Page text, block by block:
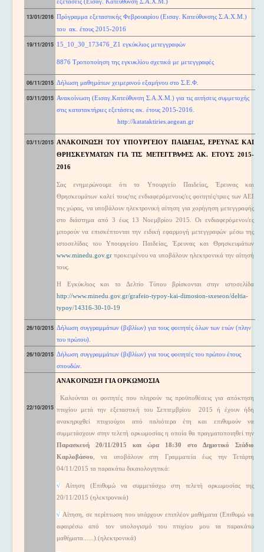
εξετάσεις (Εισαγ. Κατεύθυνση Σ.Α.Χ.Μ.)
13/01/2016 Πρόγραμμα εξεταστικής Φεβρουαρίου (Εισαγ. Κατεύθυνσης Σ.Α.Χ.Μ.)
του ακ. έτους 2015-2016
19/11/2015 15_10_30_173476_Z1 εγκύκλιος μετεγγραφών
8876 Τροποποίηση της εγκυκλίου σχετικά με μετεγγραφές
06/11/2015 Δήλωση μαθημάτων χειμερινού εξαμήνου στο Σ.Ε.Φ.
03/11/2015 Ανακοίνωση (Εισαγ.Κατεύθυνση Σ.Α.Χ.Μ.) για τις αιτήσεις συμμετοχής
στις κατατακτήριες εξετάσεις ακ. έτους 2015-2016
http://katataktiries.aegean.gr
03/11/2015 ΑΝΑΚΟΙΝΩΣΗΤΟΥ ΥΠΟΥΡΓΕΙΟΥ ΠΑΙΔΕΙΑΣ, ΕΡΕΥΝΑΣ ΚΑΙ
ΘΡΗΣΚΕΥΜΑΤΩΝ ΓΙΑ ΤΙΣ ΜΕΤΕΓΓΡΑΦΕΣ ΑΚ. ΕΤΟΥΣ 2015-
2016
Σας ενημερώνουμε ότι το Υπουργείο Παιδείας, Έρευνας και
Θρησκευμάτων καλεί τους/τις ενδιαφερόμενους/ες φοιτητές/τριες των ΑΕΙ
της χώρας, να υποβάλουν ηλεκτρονική αίτηση για χορήγηση μετεγγραφής
στο διάστημα από 3 έως 13 Νοεμβρίου 2015. Οι ενδιαφερόμενοι/ες
μπορούν να επισκέπτονται την ειδική εφαρμογή μετεγγραφών μέσω της
ιστοσελίδας του Υπουργείου Παιδείας, Έρευνας και Θρησκευμάτων
www.minedu.gov.grπροκειμένου να υποβάλουν ηλεκτρονικά την αίτησή
τους.
Η Εγκύκλιος και το Δελτίο Τύπου βρίσκονται στην ιστοσελίδα
http://www.minedu.gov.gr/grafeio-typoy-kai-dimosion-sxeseon/deltia-
typoy/14316-30-10-19
26/10/2015 Δήλωση συγγραμμάτων (βιβλίων) για τους φοιτητές όλων των ετών (πλην
του πρώτου).
26/10/2015 Δήλωση συγγραμμάτων (βιβλίων) για τους φοιτητές του πρώτου έτους
σπουδών.
22/10/2015
ΑΝΑΚΟΙΝΩΣΗ ΓΙΑ ΟΡΚΩΜΟΣΙΑ
Καλούνται οι φοιτητές που πληρούν τις προϋποθέσεις για απόκτηση
πτυχίου μετά την εξεταστική του Σεπτεμβρίου 201 5 ή έχουν ήδη
ανακηρυχθεί πτυχιούχοι από παλιότερα έτη και επιθυμούν να
συμμετάσχουν στην τελετή ορκωμοσίας η οποία θα πραγματοποιηθεί την
Παρασκευή 20/11/2015 και ώρα 18:30 στο Δημοτικό Στάδιο
Καρλοβάσου , να υποβάλουν στη Γραμματεία έως την Τετάρτη
04/11/2015 τα παρακάτω δικαιολογητικά:
√ Αίτηση (Επιθυμώ να συμμετάσχω στη τελετή ορκωμοσίας της
20/11/2015 (ηλεκτρονικά)
√ Αίτηση, σε περίπτωση που υπάρχουν επιπλέον μαθήματα (Επιθυμώ να
αφαιρέσω από τον υπολογισμό του πτυχίου μου τα παρακάτω
μαθήματα......).(ηλεκτρονικά)